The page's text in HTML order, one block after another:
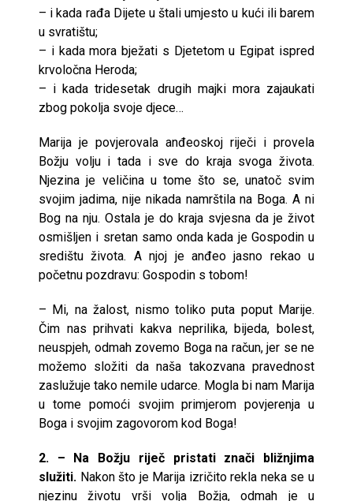
– i kada rađa Dijete u štali umjesto u kući ili barem
u svratištu;
– i kada mora bježati s Djetetom u Egipat ispred
krvoločna Heroda;
– i kada tridesetak drugih majki mora zajaukati
zbog pokolja svoje djece…
Marija je povjerovala anđeoskoj riječi i provela
Božju volju i tada i sve do kraja svoga života.
Njezina je veličina u tome što se, unatoč svim
svojim jadima, nije nikada namrštila na Boga. A ni
Bog na nju. Ostala je do kraja svjesna da je život
osmišljen i sretan samo onda kada je Gospodin u
središtu života. A njoj je anđeo jasno rekao u
početnu pozdravu: Gospodin s tobom!
– Mi, na žalost, nismo toliko puta poput Marije.
Čim nas prihvati kakva neprilika, bijeda, bolest,
neuspjeh, odmah zovemo Boga na račun, jer se ne
možemo složiti da naša takozvana pravednost
zaslužuje tako nemile udarce. Mogla bi nam Marija
u tome pomoći svojim primjerom povjerenja u
Boga i svojim zagovorom kod Boga!
2. – Na Božju riječ pristati znači bližnjima
služiti. Nakon što je Marija izričito rekla neka se u
njezinu životu vrši volja Božja, odmah je u